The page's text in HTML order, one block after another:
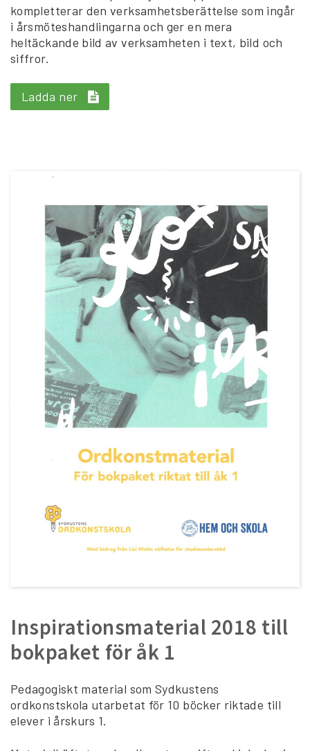
kompletterar den verksamhetsberättelse som ingår
i årsmöteshandlingarna och ger en mera
heltäckande bild av verksamheten i text, bild och
siffror.
Ladda ner
Inspirationsmaterial 2018 till
bokpaket för åk 1
Pedagogiskt material som Sydkustens
ordkonstskola utarbetat för 10 böcker riktade till
elever i årskurs 1.